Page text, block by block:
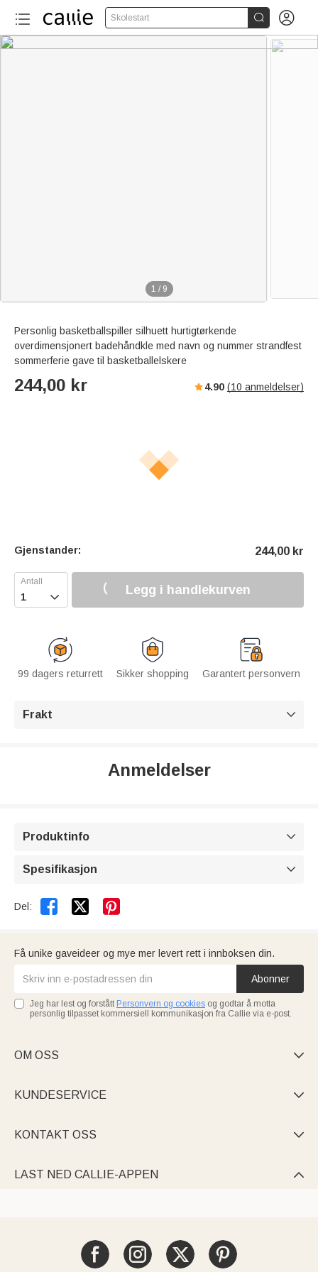
Skolestart  
1 / 9
Personlig basketballspiller silhuett hurtigtørkende
overdimensjonert badehåndkle med navn og nummer strandfest
sommerferie gave til basketballelskere
244,00 kr 4.90 (10 anmeldelser)
Gjenstander: 244,00 kr
 Legg i handlekurven
99 dagers returrett Sikker shopping Garantert personvern
Frakt 
Anmeldelser
Produktinfo 
Spesifikasjon 
Del:  
Få unike gaveideer og mye mer levert rett i innboksen din.
Abonner
Jeg har lest og forstått Personvern og cookies og godtar å motta
personlig tilpasset kommersiell kommunikasjon fra Callie via e-post.
OM OSS 
KUNDESERVICE 
KONTAKT OSS 
LAST NED CALLIE-APPEN 